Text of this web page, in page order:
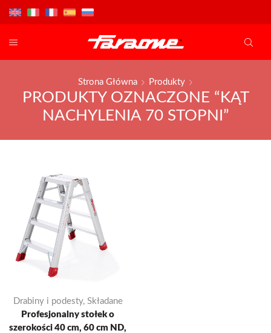
Strona Główna Produkty
PRODUKTY OZNACZONE “KĄT
NACHYLENIA 70 STOPNI”
Drabiny i podesty, Składane
Profesjonalny stołek o
szerokości 40 cm, 60 cm ND,